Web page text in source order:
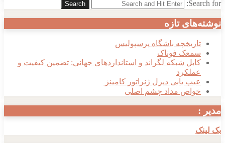
Search for:
Search
نوشته‌های تازه
تاریخچه باشگاه پرسپولیس
سمعک فوناک
کابل شبکه لگراند و استانداردهای جهانی: تضمین کیفیت و
عملکرد
عیب یابی دیزل ژنراتور کامینز
خواص مداد چشم اصلی
مدیر :
بک لینک